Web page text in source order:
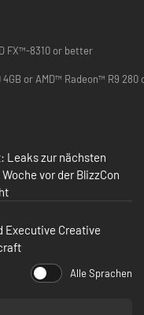
FX™-8310 or better
4GB or AMD™ Radeon™ R9
Leaks zur nächsten
vor der BlizzCon
Executive Creative
Alle Sprachen